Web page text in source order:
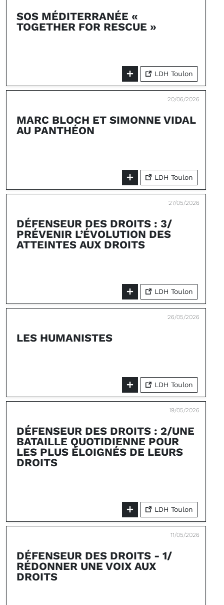
SOS MÉDITERRANÉE «
TOGETHER FOR RESCUE »
LDH Toulon
20/06/2026
MARC BLOCH ET SIMONNE VIDAL
AU PANTHÉON
LDH Toulon
27/05/2026
DÉFENSEUR DES DROITS : 3/
PRÉVENIR L’ÉVOLUTION DES
ATTEINTES AUX DROITS
LDH Toulon
26/05/2026
LES HUMANISTES
LDH Toulon
19/05/2026
DÉFENSEUR DES DROITS : 2/UNE
BATAILLE QUOTIDIENNE POUR
LES PLUS ÉLOIGNÉS DE LEURS
DROITS
LDH Toulon
11/05/2026
DÉFENSEUR DES DROITS - 1/
RÉDONNER UNE VOIX AUX
DROITS